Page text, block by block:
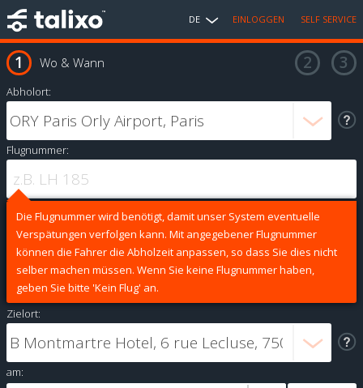
DE EINLOGGEN SELF SERVICE
Wo & Wann
Abholort:
Flugnummer:
Die Flugnummer wird benötigt, damit unser System eventuelle
Verspätungen verfolgen kann. Mit angegebener Flugnummer
können die Fahrer die Abholzeit anpassen, so dass Sie dies nicht
selber machen müssen. Wenn Sie keine Flugnummer haben,
geben Sie bitte 'Kein Flug' an.
Zielort:
am: